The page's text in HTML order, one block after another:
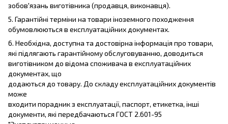
зобов'язань виготівника (продавця, виконавця).
5. Гарантійні терміни на товари іноземного походження
обумовлюються в експлуатаційних документах.
6. Необхідна, доступна та достовірна інформація про товари,
які підлягають гарантійному обслуговуванню, доводиться
виготівником до відома споживача в експлуатаційних
документах, що
додаються до товару. До складу експлуатаційних документів
може
входити порадник з експлуатації, паспорт, етикетка, інші
документи, які передбачаються ГОСТ 2.601-95